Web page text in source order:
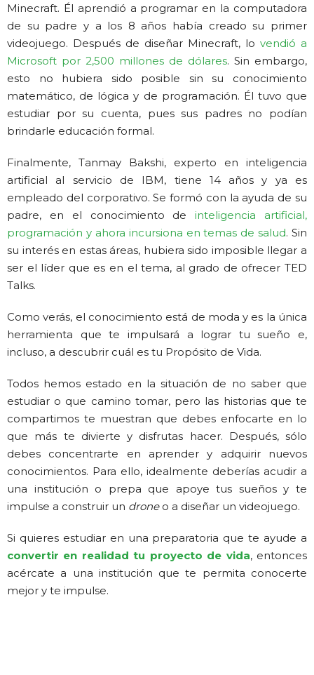
Minecraft. Él aprendió a programar en la computadora
de su padre y a los 8 años había creado su primer
videojuego. Después de diseñar Minecraft, lo vendió a
Microsoft por 2,500 millones de dólares. Sin embargo,
esto no hubiera sido posible sin su conocimiento
matemático, de lógica y de programación. Él tuvo que
estudiar por su cuenta, pues sus padres no podían
brindarle educación formal.
Finalmente, Tanmay Bakshi, experto en inteligencia
artificial al servicio de IBM, tiene 14 años y ya es
empleado del corporativo. Se formó con la ayuda de su
padre, en el conocimiento deinteligencia artificial,
programación y ahora incursiona en temas de salud. Sin
su interés en estas áreas, hubiera sido imposible llegar a
ser el líder que es en el tema, al grado de ofrecer TED
Talks.
Como verás, el conocimiento está de moda y es la única
herramienta que te impulsará a lograr tu sueño e,
incluso, a descubrir cuál es tu Propósito de Vida.
Todos hemos estado en la situación de no saber que
estudiar o que camino tomar, pero las historias que te
compartimos te muestran que debes enfocarte en lo
que más te divierte y disfrutas hacer. Después, sólo
debes concentrarte en aprender y adquirir nuevos
conocimientos. Para ello, idealmente deberías acudir a
una institución o prepa que apoye tus sueños y te
impulse a construir un drone o a diseñar un videojuego.
Si quieres estudiar en una preparatoria que te ayude a
convertir en realidad tu proyecto de vida, entonces
acércate a una institución que te permita conocerte
mejor y te impulse.